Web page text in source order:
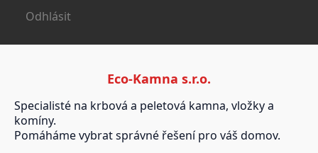
Odhlásit
Eco-Kamna s.r.o.
Specialisté na krbová a peletová kamna, vložky a
komíny.
Pomáháme vybrat správné řešení pro váš domov.